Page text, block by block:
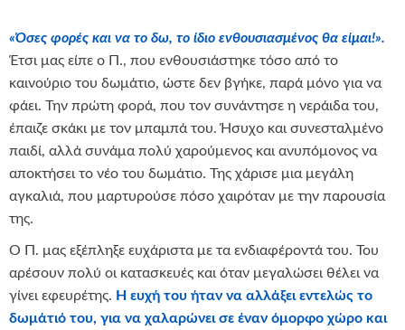
«Όσες φορές και να το δω, το ίδιο ενθουσιασμένος θα είμαι!».
Έτσι μας είπε ο Π., που ενθουσιάστηκε τόσο από το
καινούριο του δωμάτιο, ώστε δεν βγήκε, παρά μόνο για να
φάει. Την πρώτη φορά, που τον συνάντησε η νεράιδα του,
έπαιζε σκάκι με τον μπαμπά του. Ήσυχο και συνεσταλμένο
παιδί, αλλά συνάμα πολύ χαρούμενος και ανυπόμονος να
αποκτήσει το νέο του δωμάτιο. Της χάρισε μια μεγάλη
αγκαλιά, που μαρτυρούσε πόσο χαιρόταν με την παρουσία
της.
Ο Π. μας εξέπληξε ευχάριστα με τα ενδιαφέροντά του. Του
αρέσουν πολύ οι κατασκευές και όταν μεγαλώσει θέλει να
γίνει εφευρέτης. Η ευχή του ήταν να αλλάξει εντελώς το
δωμάτιό του, για να χαλαρώνει σε έναν όμορφο χώρο και